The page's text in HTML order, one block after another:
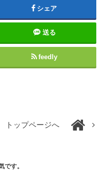
シェア
送る
feedly
トップページへ
です。